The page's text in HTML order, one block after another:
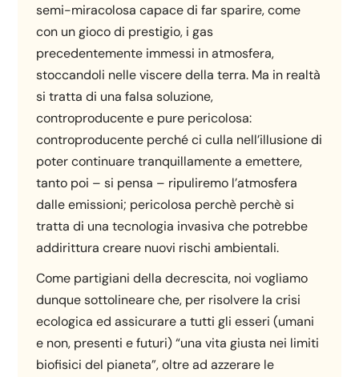
semi-miracolosa capace di far sparire, come
con un gioco di prestigio, i gas
precedentemente immessi in atmosfera,
stoccandoli nelle viscere della terra. Ma in realtà
si tratta di una falsa soluzione,
controproducente e pure pericolosa:
controproducente perché ci culla nell’illusione di
poter continuare tranquillamente a emettere,
tanto poi – si pensa – ripuliremo l’atmosfera
dalle emissioni; pericolosa perchè perchè si
tratta di una tecnologia invasiva che potrebbe
addirittura creare nuovi rischi ambientali.
Come partigiani della decrescita, noi vogliamo
dunque sottolineare che, per risolvere la crisi
ecologica ed assicurare a tutti gli esseri (umani
e non, presenti e futuri) “una vita giusta nei limiti
biofisici del pianeta”, oltre ad azzerare le